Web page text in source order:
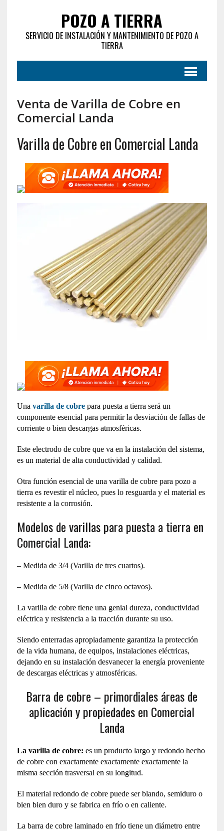
POZO A TIERRA
SERVICIO DE INSTALACIÓN Y MANTENIMIENTO DE POZO A
TIERRA
Venta de Varilla de Cobre en
Comercial Landa
Varilla de Cobre en Comercial Landa
Una varilla de cobrepara puesta a tierra será un
componente esencial para permitir la desviación de fallas de
corriente o bien descargas atmosféricas.
Este electrodo de cobre que va en la instalación del sistema,
es un material de alta conductividad y calidad.
Otra función esencial de una varilla de cobre para pozo a
tierra es revestir el núcleo, pues lo resguarda y el material es
resistente a la corrosión.
Modelos de varillas para puesta a tierra en
Comercial Landa:
– Medida de 3/4 (Varilla de tres cuartos).
– Medida de 5/8 (Varilla de cinco octavos).
La varilla de cobre tiene una genial dureza, conductividad
eléctrica y resistencia a la tracción durante su uso.
Siendo enterradas apropiadamente garantiza la protección
de la vida humana, de equipos, instalaciones eléctricas,
dejando en su instalación desvanecer la energía proveniente
de descargas eléctricas y atmosféricas.
Barra de cobre – primordiales áreas de
aplicación y propiedades en Comercial
Landa
La varilla de cobre: es un producto largo y redondo hecho
de cobre con exactamente exactamente exactamente la
misma sección trasversal en su longitud.
El material redondo de cobre puede ser blando, semiduro o
bien bien duro y se fabrica en frío o en caliente.
La barra de cobre laminado en frío tiene un diámetro entre